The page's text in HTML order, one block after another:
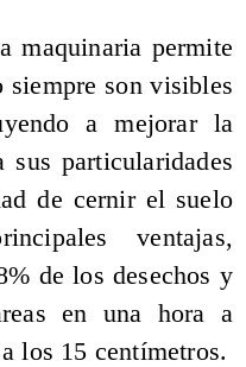
maquinaria permite
siempre son visibles
a mejorar la
sus particularidades
de cernir el suelo
ventajas,
de los desechos y
en una hora a
los 15 centímetros.